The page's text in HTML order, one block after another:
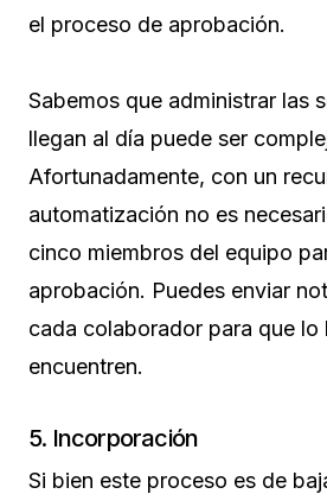
el proceso de aprobación.
Sabemos que administrar las
llegan al día puede ser
Afortunadamente, con un
automatización no es
cinco miembros del equipo
aprobación. Puedes enviar
cada colaborador para que lo
encuentren.
5. Incorporación
Si bien este proceso es de